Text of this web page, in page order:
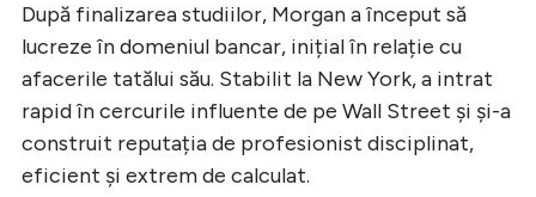
După finalizarea studiilor, Morgan a început să
lucreze în domeniul bancar, inițial în relație cu
afacerile tatălui său. Stabilit la New York, a intrat
rapid în cercurile influente de pe Wall Street și și-a
construit reputația de profesionist disciplinat,
eficient și extrem de calculat.